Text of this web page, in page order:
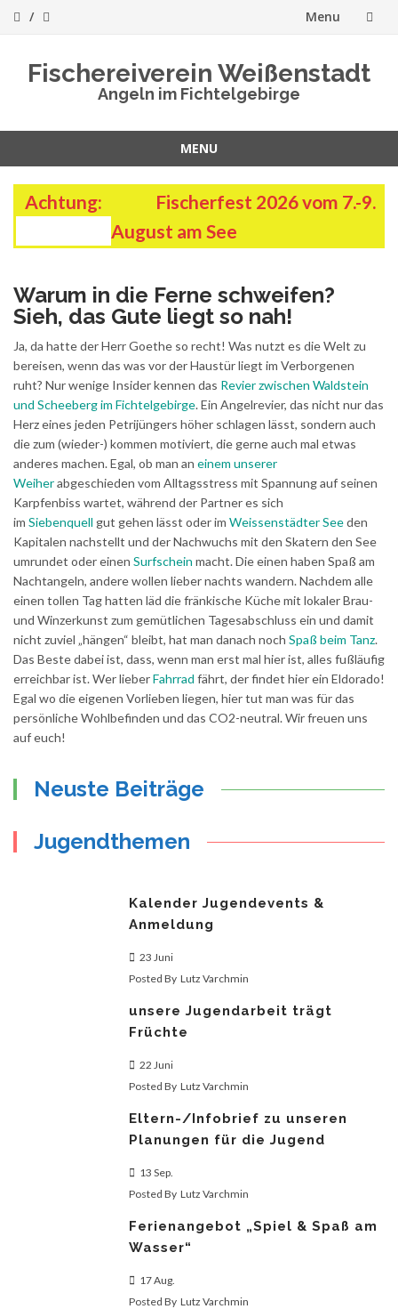
Menu
Fischereiverein Weißenstadt
Angeln im Fichtelgebirge
MENU
content
Achtung:
Fischerfest 2026 vom 7.-9.
August am See
Warum in die Ferne schweifen?
Sieh, das Gute liegt so nah!
Ja, da hatte der Herr Goethe so recht! Was nutzt es die Welt zu
bereisen, wenn das was vor der Haustür liegt im Verborgenen
ruht? Nur wenige Insider kennen das Revier zwischen Waldstein
und Scheeberg im Fichtelgebirge. Ein Angelrevier, das nicht nur das
Herz eines jeden Petrijüngers höher schlagen lässt, sondern auch
die zum (wieder-) kommen motiviert, die gerne auch mal etwas
anderes machen. Egal, ob man an einem unserer
Weiherabgeschieden vom Alltagsstress mit Spannung auf seinen
Karpfenbiss wartet, während der Partner es sich
im Siebenquell gut gehen lässt oder im Weissenstädter Seeden
Kapitalen nachstellt und der Nachwuchs mit den Skatern den See
umrundet oder einen Surfschein macht. Die einen haben Spaß am
Nachtangeln, andere wollen lieber nachts wandern. Nachdem alle
einen tollen Tag hatten läd die fränkische Küche mit lokaler Brau-
und Winzerkunst zum gemütlichen Tagesabschluss ein und damit
nicht zuviel „hängen“ bleibt, hat man danach noch Spaß beim Tanz.
Das Beste dabei ist, dass, wenn man erst mal hier ist, alles fußläufig
erreichbar ist. Wer lieberFahrrad fährt, der findet hier ein Eldorado!
Egal wo die eigenen Vorlieben liegen, hier tut man was für das
persönliche Wohlbefinden und das CO2-neutral. Wir freuen uns
auf euch!
Neuste Beiträge
Jugendthemen
Kalender Jugendevents &
Anmeldung
23 Juni
Posted By Lutz Varchmin
unsere Jugendarbeit trägt
Früchte
22 Juni
Posted By Lutz Varchmin
Eltern-/Infobrief zu unseren
Planungen für die Jugend
13 Sep.
Posted By Lutz Varchmin
Ferienangebot „Spiel & Spaß am
Wasser“
17 Aug.
Posted By Lutz Varchmin